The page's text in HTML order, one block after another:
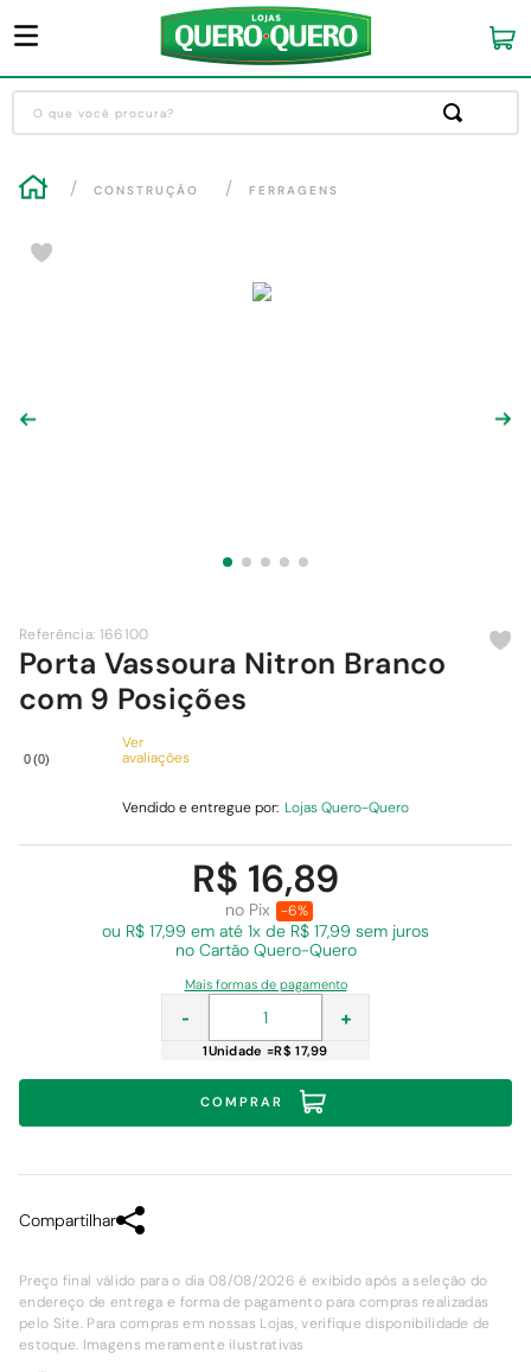
O que você procura?
CONSTRUÇÃO FERRAGENS
Referência: 166100
Porta Vassoura Nitron Branco
com 9 Posições
0(0)
Ver
avaliações
Vendido e entregue por: Lojas Quero-Quero
R$ 16,89
no Pix -6%
ou R$ 17,99 em até 1x de R$ 17,99 sem juros
no Cartão Quero-Quero
Mais formas de pagamento
+
-
1Unidade =R$ 17,99
COMPRAR
Compartilhar
Preço final válido para o dia 08/08/2026 é exibido após a seleção do
endereço de entrega e forma de pagamento para compras realizadas
pelo Site. Para compras em nossas Lojas, verifique disponibilidade de
estoque. Imagens meramente ilustrativas
1º
guarda roupa
º cozinha completa
6